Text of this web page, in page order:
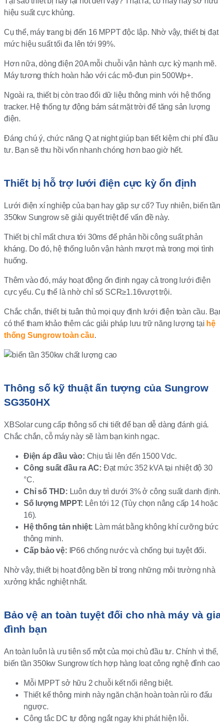
hiệu suất cực khủng.
Cụ thể, máy trang bị đến 16 MPPT độc lập. Nhờ vậy, thiết bị đạt
mức hiệu suất tối đa lên tới 99%.
Hơn nữa, dòng điện 20A mỗi chuỗi vận hành cực kỳ mạnh mẽ.
Máy tương thích hoàn hảo với các mô-đun pin 500Wp+.
Ngoài ra, thiết bị còn trao đổi dữ liệu thông minh với hệ thống
tracker. Hệ thống tự động bám sát mặt trời để tăng sản lượng
điện.
Đáng chú ý, chức năng Q at night giúp bạn tiết kiệm chi phí đầu
tư. Bạn sẽ thu hồi vốn nhanh chóng hơn bao giờ hết.
Thiết bị hỗ trợ lưới điện cực kỳ ổn định
Lưới điện xí nghiệp của bạn hay gặp sự cố? Tuy nhiên, biến tần
350kw Sungrow sẽ giải quyết triệt để vấn đề này.
Thiết bị chỉ mất chưa tới 30ms để phản hồi công suất phản
kháng. Do đó, hệ thống luôn vận hành mượt mà trong mọi tình
huống.
Thêm vào đó, máy hoạt động ổn định ngay cả trong lưới điện
cực yếu. Cụ thể là nhờ chỉ số SCR≥1.16vượt trội.
Chắc chắn, thiết bị tuân thủ mọi quy định lưới điện toàn cầu.
có thể tham khảo thêm các giải pháp lưu trữ năng lượng tại hệ
thống Sungrow toàn cầu.
Thông số kỹ thuật ấn tượng của Sungrow
SG350HX
XBSolar cung cấp thông số chi tiết để bạn dễ dàng đánh giá.
Chắc chắn, cỗ máy này sẽ làm bạn kinh ngạc.
Điện áp đầu vào: Chịu tải lên đến 1500 Vdc.
Công suất đầu ra AC: Đạt mức 352 kVA tại nhiệt độ 30
°C.
Chỉ số THD: Luôn duy trì dưới 3% ở công suất danh
Số lượng MPPT: Lên tới 12 (Tùy chọn nâng cấp 14 hoặc
16).
Hệ thống tản nhiệt: Làm mát bằng không khí cưỡng bức
thông minh.
Cấp bảo vệ: IP66 chống nước và chống bụi tuyệt đối.
Nhờ vậy, thiết bị hoạt động bền bỉ trong những môi trường nhà
xưởng khắc nghiệt nhất.
Bảo vệ an toàn tuyệt đối cho nhà máy và
đình bạn
An toàn luôn là ưu tiên số một của mọi chủ đầu tư. Chính vì thế,
biến tần 350kw Sungrow tích hợp hàng loạt công nghệ đỉnh
Mỗi MPPT sở hữu 2 chuỗi kết nối riêng biệt.
Thiết kế thông minh này ngăn chặn hoàn toàn rủi ro đấu
ngược.
Công tắc DC tự động ngắt ngay khi phát hiện lỗi.